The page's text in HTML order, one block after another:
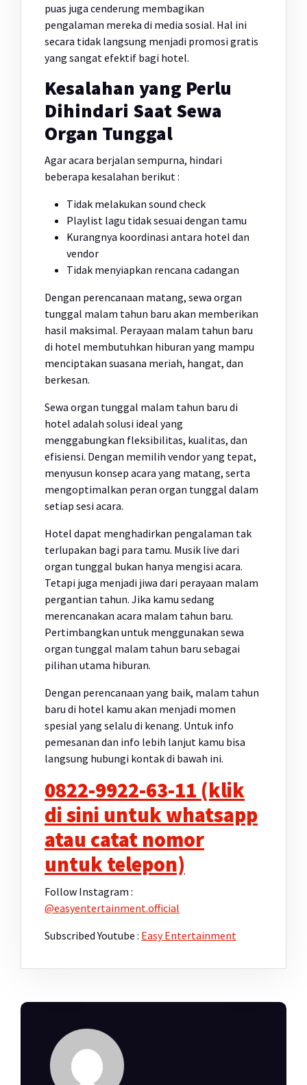
puas juga cenderung membagikan
pengalaman mereka di media sosial. Hal ini
secara tidak langsung menjadi promosi gratis
yang sangat efektif bagi hotel.
Kesalahan yang Perlu
Dihindari Saat Sewa
Organ Tunggal
Agar acara berjalan sempurna, hindari
beberapa kesalahan berikut :
Tidak melakukan sound check
Playlist lagu tidak sesuai dengan tamu
Kurangnya koordinasi antara hotel dan
vendor
Tidak menyiapkan rencana cadangan
Dengan perencanaan matang, sewa organ
tunggal malam tahun baru akan memberikan
hasil maksimal. Perayaan malam tahun baru
di hotel membutuhkan hiburan yang mampu
menciptakan suasana meriah, hangat, dan
berkesan.
Sewa organ tunggal malam tahun baru di
hotel adalah solusi ideal yang
menggabungkan fleksibilitas, kualitas, dan
efisiensi. Dengan memilih vendor yang tepat,
menyusun konsep acara yang matang, serta
mengoptimalkan peran organ tunggal dalam
setiap sesi acara.
Hotel dapat menghadirkan pengalaman tak
terlupakan bagi para tamu. Musik live dari
organ tunggal bukan hanya mengisi acara.
Tetapi juga menjadi jiwa dari perayaan malam
pergantian tahun. Jika kamu sedang
merencanakan acara malam tahun baru.
Pertimbangkan untuk menggunakan sewa
organ tunggal malam tahun baru sebagai
pilihan utama hiburan.
Dengan perencanaan yang baik, malam tahun
baru di hotel kamu akan menjadi momen
spesial yang selalu di kenang. Untuk info
pemesanan dan info lebih lanjut kamu bisa
langsung hubungi kontak di bawah ini.
0822-9922-63-11 (klik
di sini untuk whatsapp
atau catat nomor
untuk telepon)
Follow Instagram :
@easyentertainment.official
Subscribed Youtube : Easy Entertainment